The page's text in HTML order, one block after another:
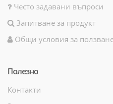
Често задавани въпроси
Запитване за продукт
Общи условия за
Полезно
Контакти